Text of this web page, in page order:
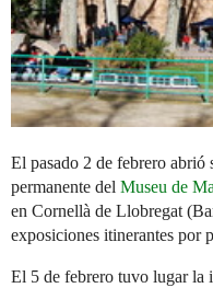
El pasado 2 de febrero abrió
permanente del Museu de
en Cornellà de Llobregat
exposiciones itinerantes por
El 5 de febrero tuvo lugar la